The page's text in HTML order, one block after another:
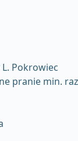
Pokrowiec
pranie min. raz